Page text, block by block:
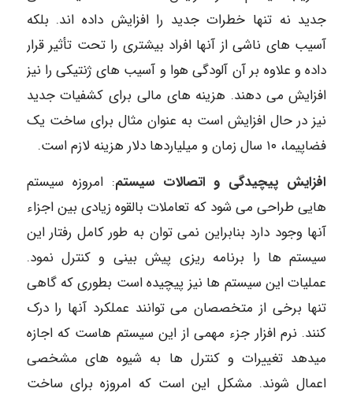
جدید نه تنها خطرات جدید را افزایش داده اند. بلکه
آسیب های ناشی از آنها افراد بیشتری را تحت تأثیر قرار
داده و علاوه بر آن آلودگی هوا و آسیب های ژنتیکی را نیز
افزایش می دهند. هزینه های مالی برای کشفیات جدید
نیز در حال افزایش است به عنوان مثال برای ساخت یک
فضاپیما، ۱۰ سال زمان و میلیاردها دلار هزینه لازم است.
افزایش پیچیدگی و اتصالات سیستم: امروزه سیستم
هایی طراحی می شود که تعاملات بالقوه زیادی بین اجزاء
آنها وجود دارد بنابراین نمی توان به طور کامل رفتار این
سیستم ها را برنامه ریزی پیش بینی و کنترل نمود.
عملیات این سیستم ها نیز پیچیده است بطوری که گاهی
تنها برخی از متخصصان می توانند عملکرد آنها را درک
کنند. نرم افزار جزء مهمی از این سیستم هاست که اجازه
میدهد تغییرات و کنترل ها به شیوه های مشخصی
اعمال شوند. مشکل این است که امروزه برای ساخت